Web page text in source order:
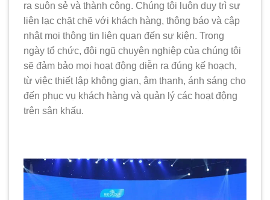
ra suôn sẻ và thành công. Chúng tôi luôn duy trì sự
liên lạc chặt chẽ với khách hàng, thông báo và cập
nhật mọi thông tin liên quan đến sự kiện. Trong
ngày tổ chức, đội ngũ chuyên nghiệp của chúng tôi
sẽ đảm bảo mọi hoạt động diễn ra đúng kế hoạch,
từ việc thiết lập không gian, âm thanh, ánh sáng cho
đến phục vụ khách hàng và quản lý các hoạt động
trên sân khấu.